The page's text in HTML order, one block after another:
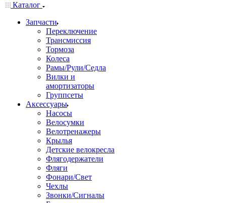
Каталог
Запчасти
Переключение
Трансмиссия
Тормоза
Колеса
Рамы/Рули/Седла
Вилки и
амортизаторы
Группсеты
Аксессуары
Насосы
Велосумки
Велотренажеры
Крылья
Детские велокресла
Флягодержатели
Фляги
Фонари/Свет
Чехлы
Звонки/Сигналы